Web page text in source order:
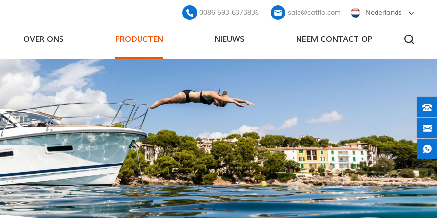
Nederlands
0086-593-6373836 sale@catflo.com
OVER ONS PRODUCTEN NIEUWS NEEM CONTACT OP